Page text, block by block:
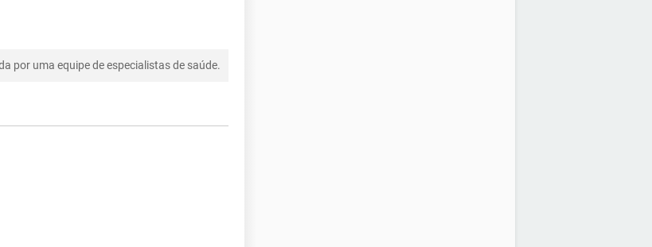
por uma equipe de especialistas de saúde.